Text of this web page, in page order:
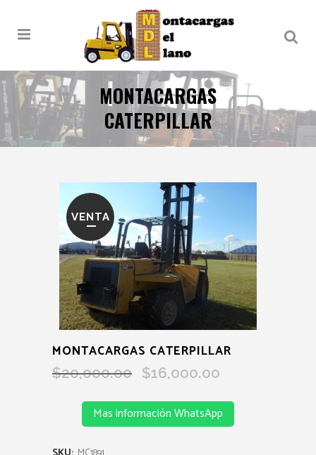
MONTACARGAS
CATERPILLAR
VENTA
MONTACARGAS CATERPILLAR
$20,000.00 Original
was:
$20,000.00.
$16,000.00
is:
$16,000.00.
Mas información WhatsApp